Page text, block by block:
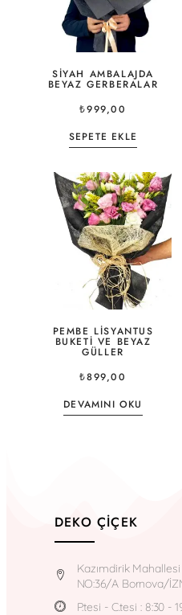
SIYAH AMBALAJDA
BEYAZ GERBERALAR
₺999,00
SEPETE EKLE
PEMBE LISYANTUS
BUKETI VE BEYAZ
GÜLLER
₺899,00
DEVAMINI OKU
DEKO ÇIÇEK
Kazımdirik
NO:36/A Bornova/
P.tesi - C.tesi : 8:30 -